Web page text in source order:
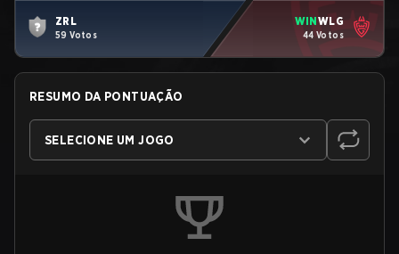
ZRL
59 Votos
WINWLG
44 Votos
RESUMO DA PONTUAÇÃO
SELECIONE UM JOGO